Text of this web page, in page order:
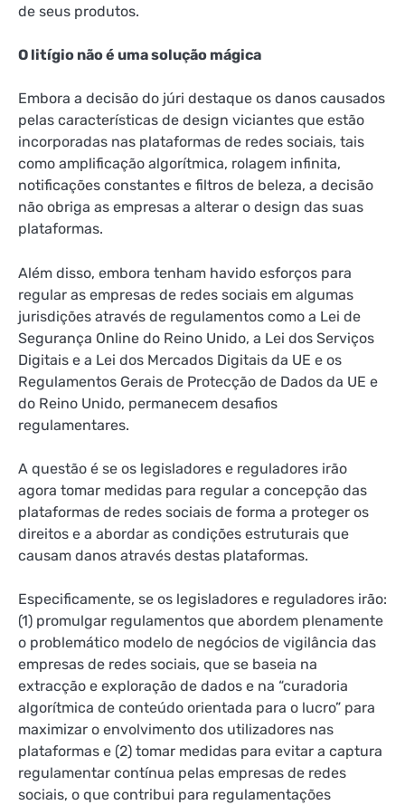
de seus produtos.
O litígio não é uma solução mágica
Embora a decisão do júri destaque os danos causados
​​pelas características de design viciantes que estão
incorporadas nas plataformas de redes sociais, tais
como amplificação algorítmica, rolagem infinita,
notificações constantes e filtros de beleza, a decisão
não obriga as empresas a alterar o design das suas
plataformas.
Além disso, embora tenham havido esforços para
regular as empresas de redes sociais em algumas
jurisdições através de regulamentos como a Lei de
Segurança Online do Reino Unido, a Lei dos Serviços
Digitais e a Lei dos Mercados Digitais da UE e os
Regulamentos Gerais de Protecção de Dados da UE e
do Reino Unido, permanecem desafios
regulamentares.
A questão é se os legisladores e reguladores irão
agora tomar medidas para regular a concepção das
plataformas de redes sociais de forma a proteger os
direitos e a abordar as condições estruturais que
causam danos através destas plataformas.
Especificamente, se os legisladores e reguladores irão:
(1) promulgar regulamentos que abordem plenamente
o problemático modelo de negócios de vigilância das
empresas de redes sociais, que se baseia na
extracção e exploração de dados e na “curadoria
algorítmica de conteúdo orientada para o lucro” para
maximizar o envolvimento dos utilizadores nas
plataformas e (2) tomar medidas para evitar a captura
regulamentar contínua pelas empresas de redes
sociais, o que contribui para regulamentações